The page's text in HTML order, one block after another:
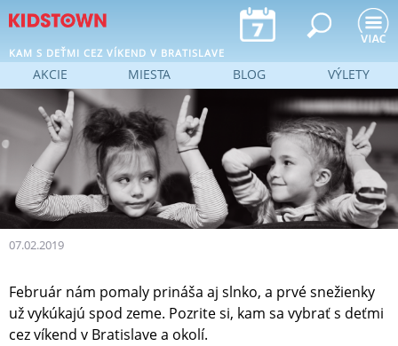
Jump to navigation
07.02.2019
KAM S DEŤMI CEZ VÍKEND V BRATISLAVE
Február nám pomaly prináša aj slnko, a prvé snežienky
už vykúkajú spod zeme. Pozrite si, kam sa vybrať s deťmi
cez víkend v Bratislave a okolí.
AKCIE MIESTA BLOG VÝLETY